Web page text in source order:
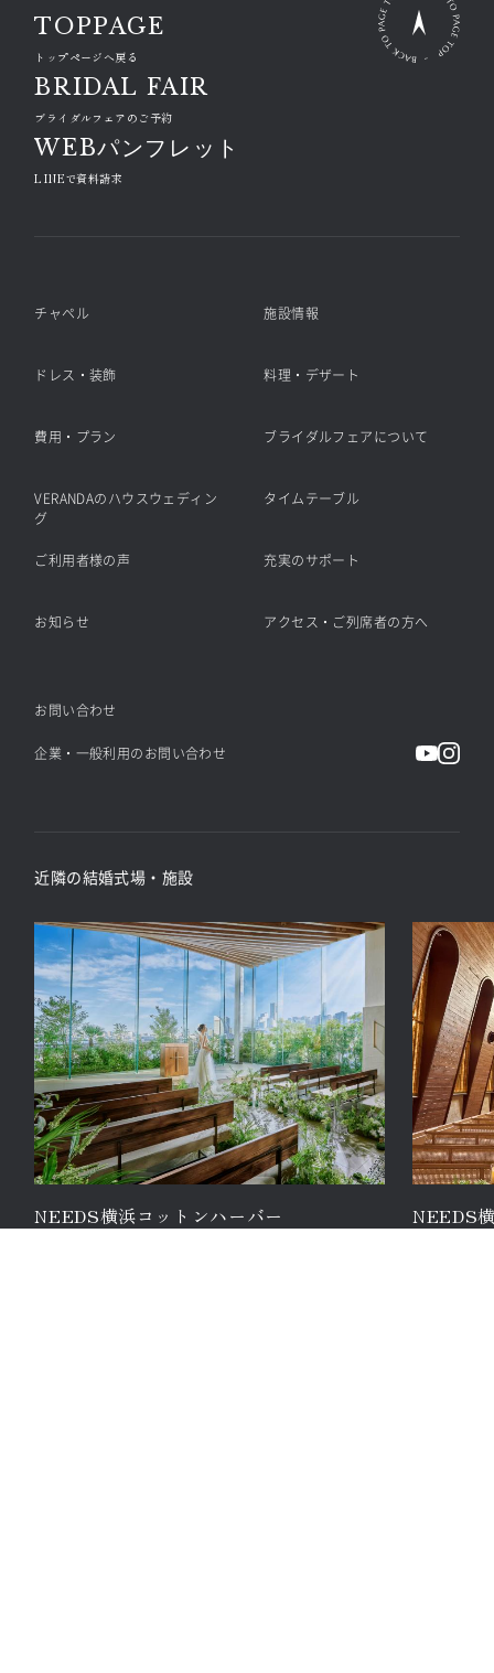
TOPPAGE
トップページへ戻る
BRIDAL FAIR
ブライダルフェアのご予約
WEBパンフレット
LINEで資料請求
チャペル 施設情報
ドレス・装飾 料理・デザート
費用・プラン ブライダルフェアについて
VERANDAのハウスウェディン
グ
タイムテーブル
ご利用者様の声 充実のサポート
お知らせ アクセス・ご列席者の方へ
お問い合わせ
企業・一般利用のお問い合わせ
近隣の結婚式場・施設
NEEDS横浜コットンハーバー
NEEDS